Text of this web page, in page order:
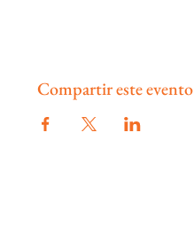
Compartir este evento